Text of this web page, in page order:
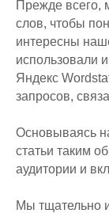
Прежде всего,
слов, чтобы
интересны
использовали
Яндекс
запросов,
Основываясь
статьи таким
аудитории и
Мы тщательно